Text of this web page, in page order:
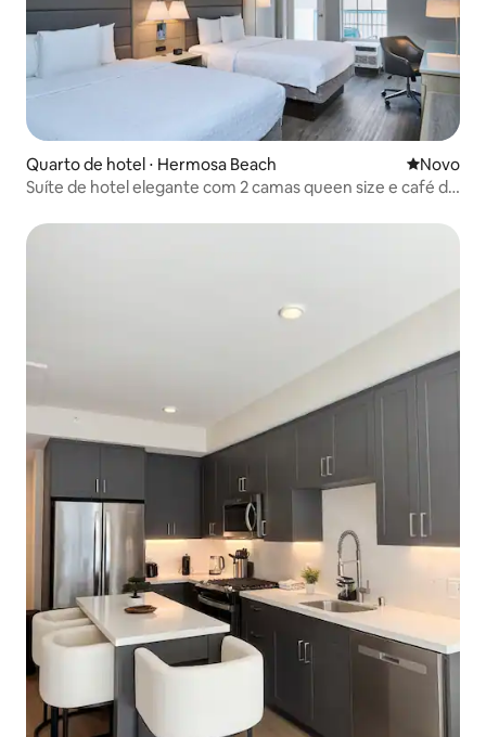
Quarto de hotel ⋅ Hermosa Beach Novo
Novo
Suíte de hotel elegante com 2 camas queen size e café da